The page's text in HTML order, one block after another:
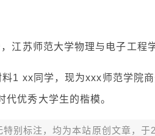
江苏师范大学物理与电子工程
1 xx同学，现为xxx师范学院
代优秀大学生的楷模。
特别标注，均为本站原创文章，